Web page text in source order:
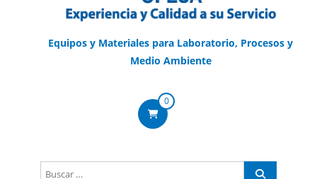
Equipos y Materiales para Laboratorio, Procesos y
Medio Ambiente
0